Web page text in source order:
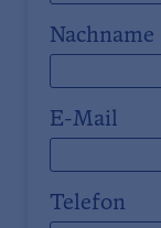
Nachname
E-Mail
Telefon